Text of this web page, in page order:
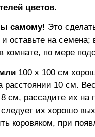
цветов.
самому! Это
оставьте на
комнате, по мере
100 x 100 см
10 см.
8 см, рассадите их
их хорошо
коровяком, при